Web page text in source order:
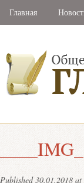
Главная
Published30.01.2018 at